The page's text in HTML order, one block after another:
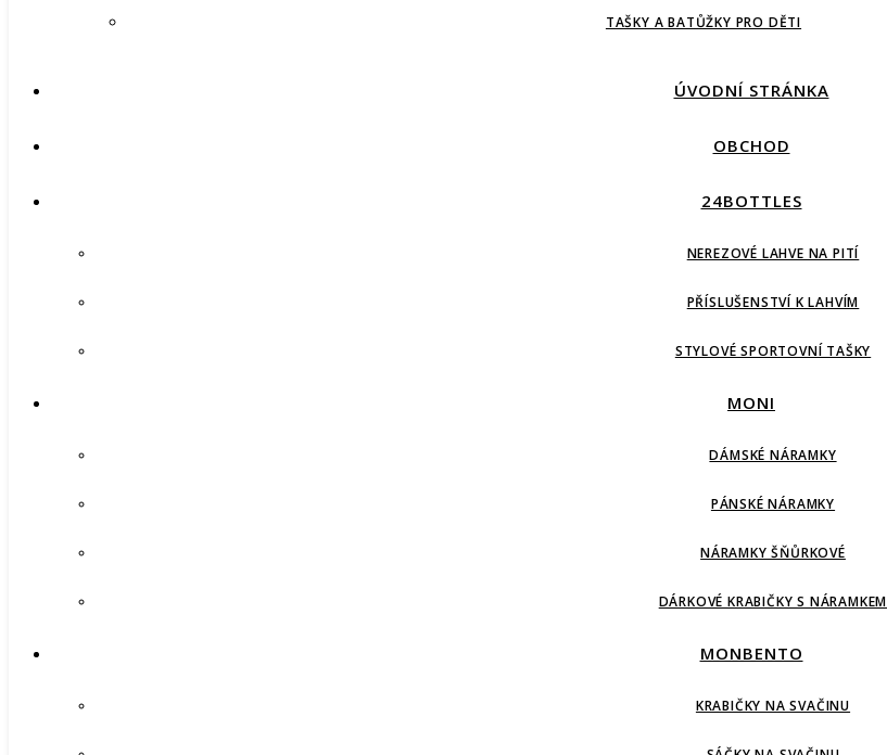
TAŠKY A BATŮŽKY PRO DĚTI
ÚVODNÍ STRÁNKA
OBCHOD
24BOTTLES
NEREZOVÉ LAHVE NA PITÍ
PŘÍSLUŠENSTVÍ K LAHVÍM
STYLOVÉ SPORTOVNÍ TAŠKY
MONI
DÁMSKÉ NÁRAMKY
PÁNSKÉ NÁRAMKY
NÁRAMKY ŠŇŮRKOVÉ
DÁRKOVÉ KRABIČKY S NÁRAMKEM
MONBENTO
KRABIČKY NA SVAČINU